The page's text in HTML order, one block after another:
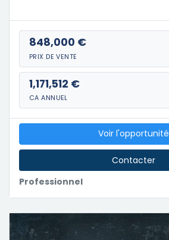
848,000 €
PRIX DE VENTE
1,171,512 €
CA ANNUEL
Professionnel
Voir l'opportunité
Contacter